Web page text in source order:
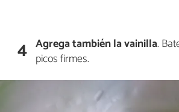
4 Agrega también la vainilla.
picos firmes.